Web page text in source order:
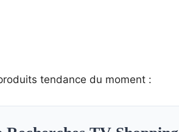
tendance du moment :